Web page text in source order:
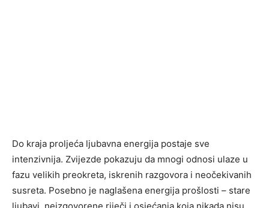
Do kraja proljeća ljubavna energija postaje sve
intenzivnija. Zvijezde pokazuju da mnogi odnosi ulaze u
fazu velikih preokreta, iskrenih razgovora i neočekivanih
susreta. Posebno je naglašena energija prošlosti – stare